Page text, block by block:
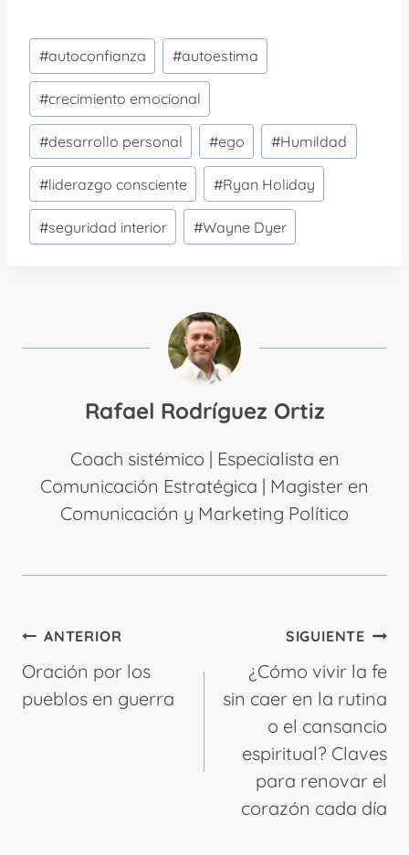
Etiquetas
de
la
entrada:
#autoconfianza #autoestima
#crecimiento emocional
#desarrollo personal #ego #Humildad
#liderazgo consciente #Ryan Holiday
#seguridad interior #Wayne Dyer
Rafael Rodríguez Ortiz
Coach sistémico | Especialista en
Comunicación Estratégica | Magister en
Comunicación y Marketing Político
Navegación
de
entradas
ANTERIOR
Oración por los
pueblos en guerra
SIGUIENTE
¿Cómo vivir la fe
sin caer en la rutina
o el cansancio
espiritual? Claves
para renovar el
corazón cada día